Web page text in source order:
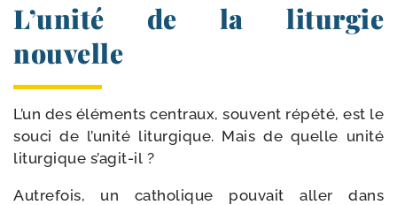
L’unité de la liturgie
nouvelle
L’un des élé­ments cen­traux, sou­vent répé­té, est le
sou­ci de l’unité litur­gique. Mais de quelle uni­té
litur­gique s’agit-il ?
Autrefois, un catho­lique pou­vait aller dans